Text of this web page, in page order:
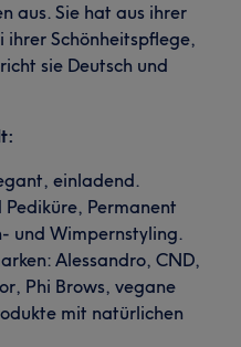
aus. Sie hat aus ihrer
ihrer Schönheitspflege,
sie Deutsch und
einladend.
Permanent
und Wimpernstyling.
Alessandro, CND,
Phi Brows, vegane
mit natürlichen